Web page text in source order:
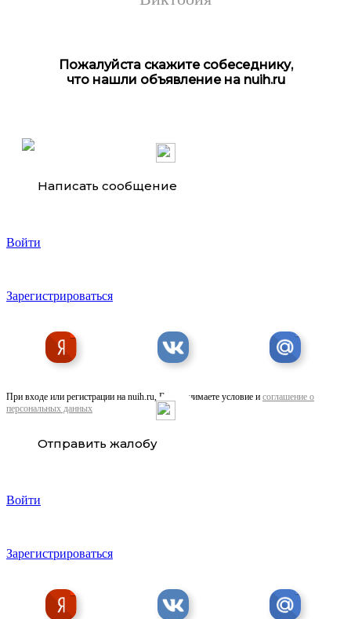
Пожалуйста скажите собеседнику,
что нашли объявление на nuih.ru
Написать сообщение
Войти
Зарегистрироваться
При входе или регистрации на nuih.ru, Вы принимаете условие и соглашение о
персональных данных
Отправить жалобу
Войти
Зарегистрироваться